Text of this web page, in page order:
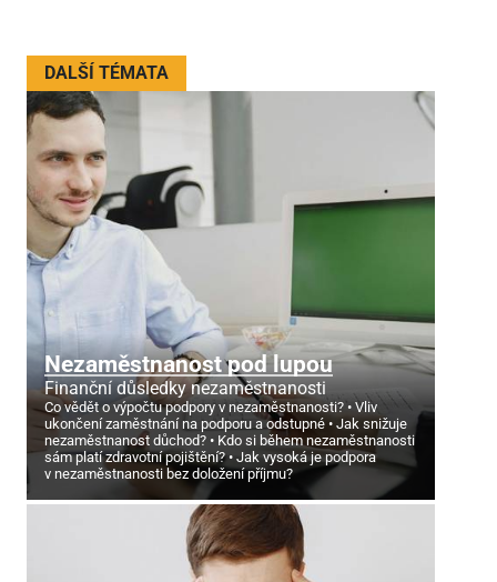
DALŠÍ TÉMATA
Nezaměstnanost pod lupou
Finanční důsledky nezaměstnanosti
Co vědět o výpočtu podpory v nezaměstnanosti?
Vliv
ukončení zaměstnání na podporu a odstupné
Jak snižuje
nezaměstnanost důchod?
Kdo si během nezaměstnanosti
sám platí zdravotní pojištění?
Jak vysoká je podpora
v nezaměstnanosti bez doložení příjmu?